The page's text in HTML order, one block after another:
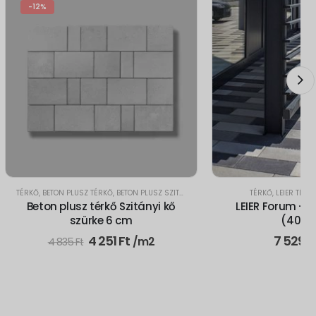
-12%
TÉRKŐ, BETON PLUSZ TÉRKŐ, BETON PLUSZ SZITÁNYI KŐ
Beton plusz térkő Szitányi kő
szürke 6 cm
4 835Ft Original
4 251FtCurrent
price
/m2
TÉRKŐ, LEIER
LEIER Forum -
7 529